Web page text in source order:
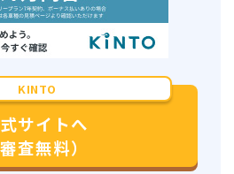
KINTO
サイトへ
審査無料）